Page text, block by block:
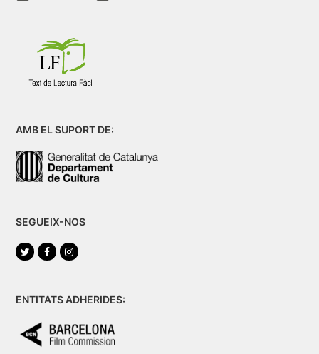
AMB EL SUPORT DE:
SEGUEIX-NOS
TwitterFacebookInstagram
ENTITATS ADHERIDES: